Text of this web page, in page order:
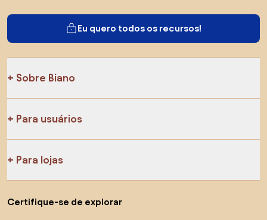
Eu quero todos os recursos!
Sobre Biano
Para usuários
Para lojas
Certifique-se de explorar